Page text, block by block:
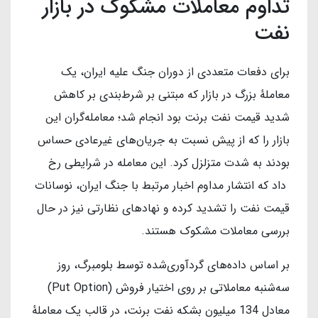
تداوم معاملات مشکوک در بازار
نفت
برای دفعات متعددی از دوران جنگ علیه ایران، یک
معاملهٔ بزرگ در بازار که مبتنی بر شرط‌بندی بر کاهش
شدید قیمت نفت برنت بود انجام شد؛ معامله‌گران این
بازار را که از پیش نسبت به جریان‌های غیرعادی حساس
بودند به شدت متزلزل کرد. این معامله در شرایطی رخ
داد که انتشار مداوم اخبار مرتبط با جنگ ایران، نوسانات
قیمت نفت را تشدید کرده و نهادهای نظارتی نیز در حال
بررسی معاملات مشکوک هستند.
بر اساس داده‌های گردآوری‌شده توسط بلومبرگ، روز
سه‌شنبه معاملاتی بر روی اختیار فروش (Put Option)
معادل 134 میلیون بشکه نفت برنت، در قالب یک معاملهٔ